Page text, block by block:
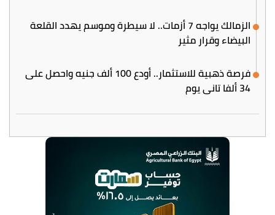
الزمالك يواجه 7 أزمات.. لا سيطرة وموسم يهدد القلعة
البيضاء وقرار مثير
فرصة ذهبية للاستثمار.. أودع 100 ألف جنيه واحصل على
34 ألفا تاني يوم